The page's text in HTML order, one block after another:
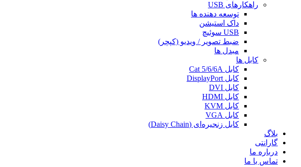
راهکارهای USB
توسعه دهنده ها
داک استیشن
USB سوئیچ
ضبط تصویر / ویدیو (کپچر)
مبدل ها
کابل ها
کابل‌ Cat 5/6/6A
کابل‌ DisplayPort
کابل‌ DVI
کابل‌ HDMI
کابل‌ KVM
کابل‌ VGA
کابل‌ زنجیره‌ای (Daisy Chain)
بلاگ
گارانتی
درباره ما
تماس با ما